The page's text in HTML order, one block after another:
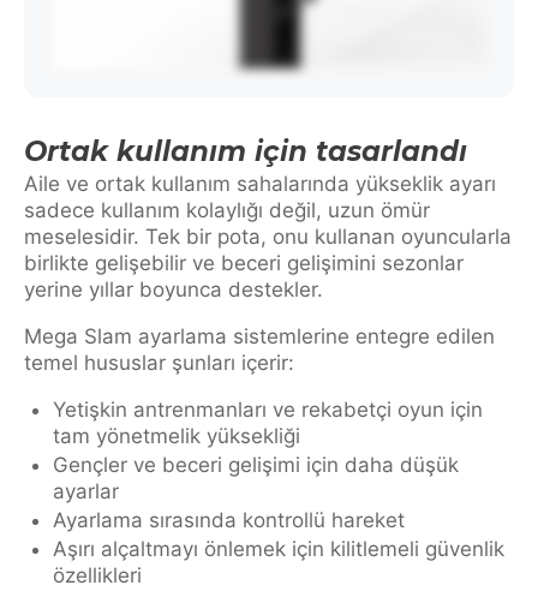
Ortak kullanım için tasarlandı
Aile ve ortak kullanım sahalarında yükseklik ayarı
sadece kullanım kolaylığı değil, uzun ömür
meselesidir. Tek bir pota, onu kullanan oyuncularla
birlikte gelişebilir ve beceri gelişimini sezonlar
yerine yıllar boyunca destekler.
Mega Slam ayarlama sistemlerine entegre edilen
temel hususlar şunları içerir:
Yetişkin antrenmanları ve rekabetçi oyun için
tam yönetmelik yüksekliği
Gençler ve beceri gelişimi için daha düşük
ayarlar
Ayarlama sırasında kontrollü hareket
Aşırı alçaltmayı önlemek için kilitlemeli güvenlik
özellikleri